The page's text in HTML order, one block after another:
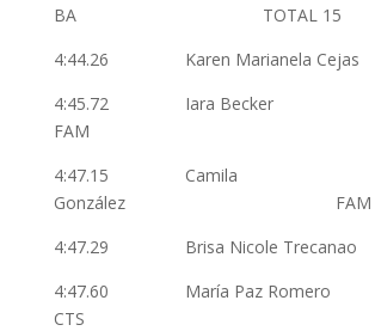
BA TOTAL 15
4:44.26 Karen Marianela
4:45.72 Iara
FAM
4:47.15 Camila
González FAM
4:47.29 Brisa Nicole
4:47.60 María Paz
CTS